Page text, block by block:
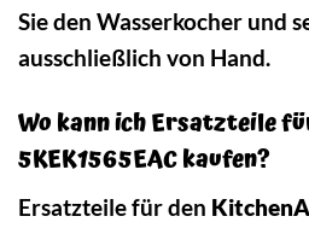
Sie den Wasserkocher und
ausschließlich von Hand.
Wo kann ich Ersatzteile
5KEK1565EAC kaufen?
Ersatzteile für den